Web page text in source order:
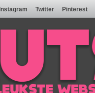
Instagram Twitter Pinterest